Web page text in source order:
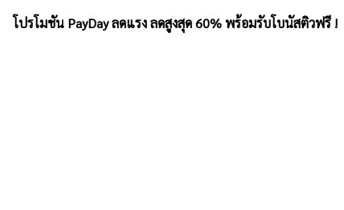
โปรโมชัน PayDay ลดแรง ลดสูงสุด 60% พร้อมรับโบนัสติวฟรี !